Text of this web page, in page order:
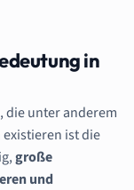
in
die unter anderem
ist die
große
und